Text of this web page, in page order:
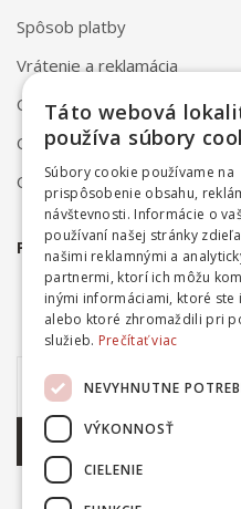
Spôsob platby
Vrátenie a reklamácia
Odstúpenie od zmluvy online
Obchodné podmienky
Ochrana osobných údajov
PRIHLÁSTE SA NA ODBER
Odber noviniek môžete
urobiť,
Súhlasím so
Táto webová
používa súbory
Súbory cookie používame na
prispôsobenie obsahu,
návštevnosti. Informácie o
používaní našej stránky
našimi reklamnými a
partnermi, ktorí ich môžu
inými informáciami, ktoré ste
alebo ktoré zhromaždili pri
služieb. Prečítať viac
NEVYHNUTNE
VÝKONNOSŤ
CIELENIE